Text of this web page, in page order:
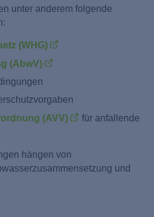
unter anderem folgende
(WHG)
(AbwV)
(AVV)
für anfallende
hängen von
und